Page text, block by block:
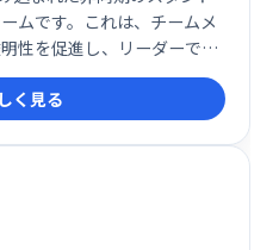
ムです。これは、チームメ
性を促進し、リーダーであ
捗状況を迅速に維持するの
く見る